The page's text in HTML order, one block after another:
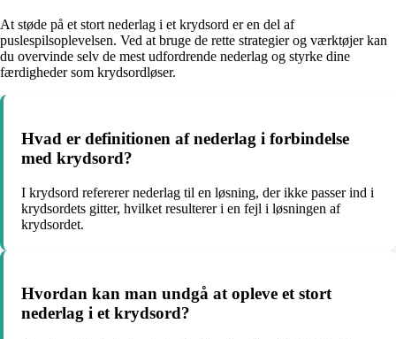
At støde på et stort nederlag i et krydsord er en del af
puslespilsoplevelsen. Ved at bruge de rette strategier og værktøjer kan
du overvinde selv de mest udfordrende nederlag og styrke dine
færdigheder som krydsordløser.
Hvad er definitionen af ​​nederlag i forbindelse
med krydsord?
I krydsord refererer nederlag til en løsning, der ikke passer ind i
krydsordets gitter, hvilket resulterer i en fejl i løsningen af
krydsordet.
Hvordan kan man undgå at opleve et stort
nederlag i et krydsord?